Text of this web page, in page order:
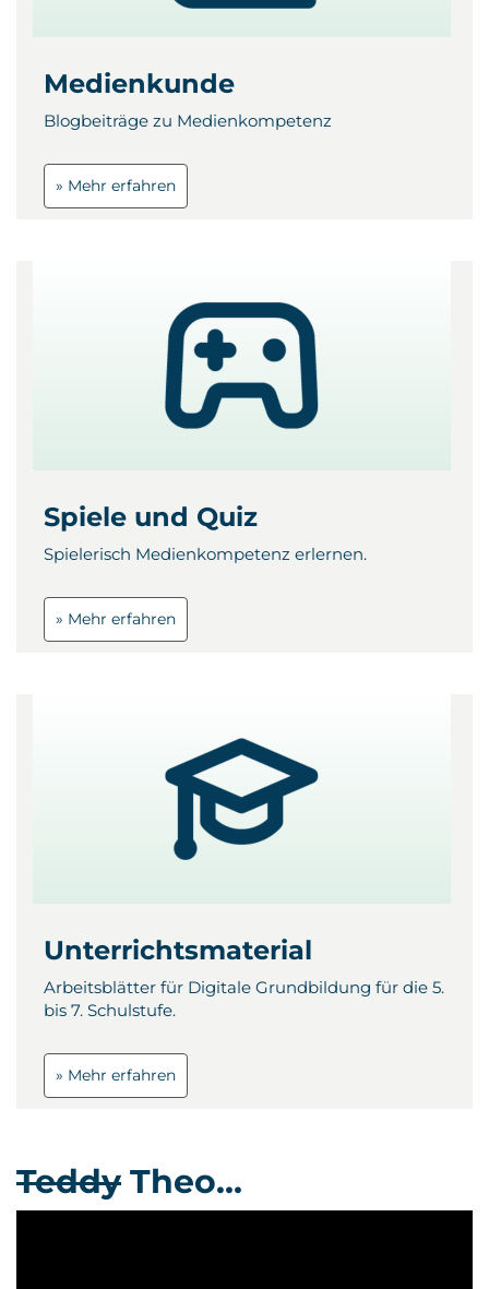
Medienkunde
Blogbeiträge zu Medienkompetenz
» Mehr erfahren
Spiele und Quiz
Spielerisch Medienkompetenz erlernen.
» Mehr erfahren
Unterrichtsmaterial
Arbeitsblätter für Digitale Grundbildung für die 5.
bis 7. Schulstufe.
» Mehr erfahren
Teddy Theo…